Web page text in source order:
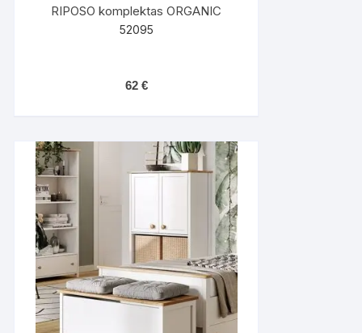
RIPOSO komplektas ORGANIC
52095
62 €